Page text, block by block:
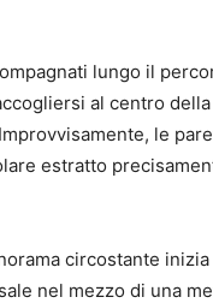
lungo il
al centro
le
estratto
circostante
nel mezzo di una